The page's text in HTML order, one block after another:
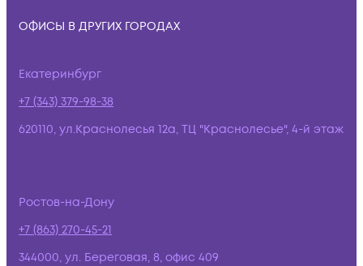
ОФИСЫ В ДРУГИХ ГОРОДАХ
Екатеринбург
+7 (343) 379-98-38
620110, ул.Краснолесья 12а, ТЦ "Краснолесье", 4-й этаж
Ростов-на-Дону
+7 (863) 270-45-21
344000, ул. Береговая, 8, офис 409